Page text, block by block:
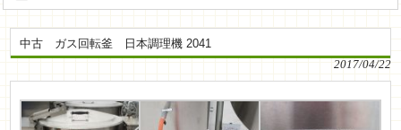
中古 ガス回転釜 日本調理機 2041
2017/04/22